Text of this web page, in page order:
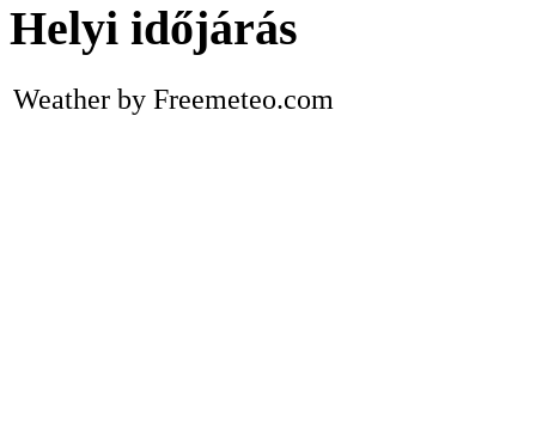
Helyi időjárás
Weather by Freemeteo.com